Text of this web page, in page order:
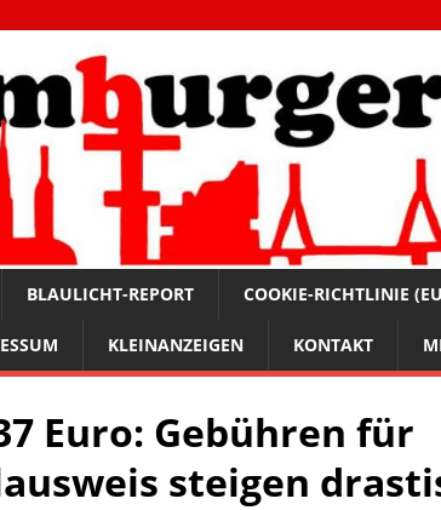
BLAULICHT-REPORT COOKIE-RICHTLINIE
KLEINANZEIGEN KONTAKT
Euro: Gebühren für
steigen